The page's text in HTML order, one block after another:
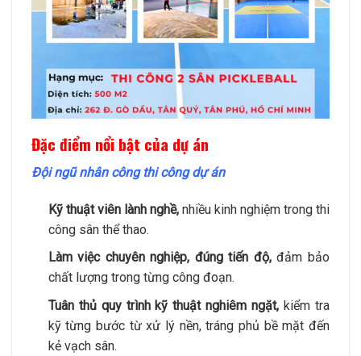
Đặc điểm nổi bật của dự án
Đội ngũ nhân công thi công dự án
Kỹ thuật viên lành nghề,nhiều kinh nghiệm trong thi
công sân thể thao.
Làm việc chuyên nghiệp, đúng tiến độ,đảm bảo
chất lượng trong từng công đoạn.
Tuân thủ quy trình kỹ thuật nghiêm ngặt,kiểm tra
kỹ từng bước từ xử lý nền, tráng phủ bề mặt đến
kẻ vạch sân.